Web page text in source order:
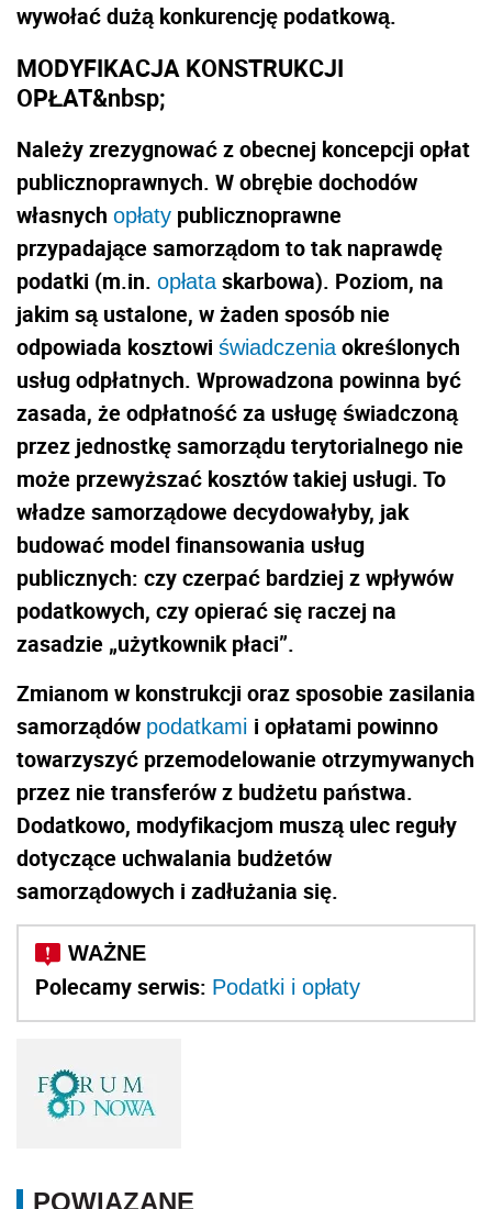
wywołać dużą konkurencję podatkową.
MODYFIKACJA KONSTRUKCJI
OPŁAT&nbsp;
Należy zrezygnować z obecnej koncepcji opłat
publicznoprawnych. W obrębie dochodów
własnych opłaty publicznoprawne
przypadające samorządom to tak naprawdę
podatki (m.in. opłataskarbowa). Poziom, na
jakim są ustalone, w żaden sposób nie
odpowiada kosztowi świadczeniaokreślonych
usług odpłatnych. Wprowadzona powinna być
zasada, że odpłatność za usługę świadczoną
przez jednostkę samorządu terytorialnego nie
może przewyższać kosztów takiej usługi. To
władze samorządowe decydowałyby, jak
budować model finansowania usług
publicznych: czy czerpać bardziej z wpływów
podatkowych, czy opierać się raczej na
zasadzie „użytkownik płaci”.
Zmianom w konstrukcji oraz sposobie zasilania
samorządów podatkami i opłatami powinno
towarzyszyć przemodelowanie otrzymywanych
przez nie transferów z budżetu państwa.
Dodatkowo, modyfikacjom muszą ulec reguły
dotyczące uchwalania budżetów
samorządowych i zadłużania się.
Polecamy serwis: Podatki i opłaty
POWIĄZANE